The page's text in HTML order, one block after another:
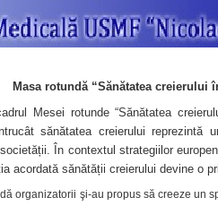
Masa rotundă “Sănătatea
Mesei rotunde “Sănătatea
sănătatea creierului reprezintă
În contextul strategiilor
acordată sănătății creierului devine o
organizatorii şi-au propus să creeze un